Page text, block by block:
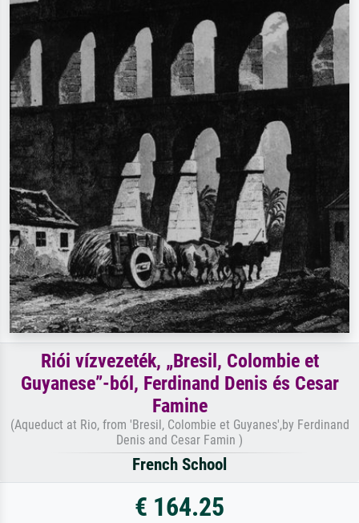
Riói vízvezeték, „Bresil, Colombie et
Guyanese”-ból, Ferdinand Denis és Cesar
Famine
(Aqueduct at Rio, from 'Bresil, Colombie et Guyanes',by Ferdinand
Denis and Cesar Famin )
French School
€ 164.25